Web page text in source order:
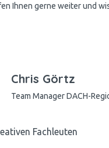
Ihnen gerne weiter und
Chris Görtz
Team Manager DACH-
Fachleuten